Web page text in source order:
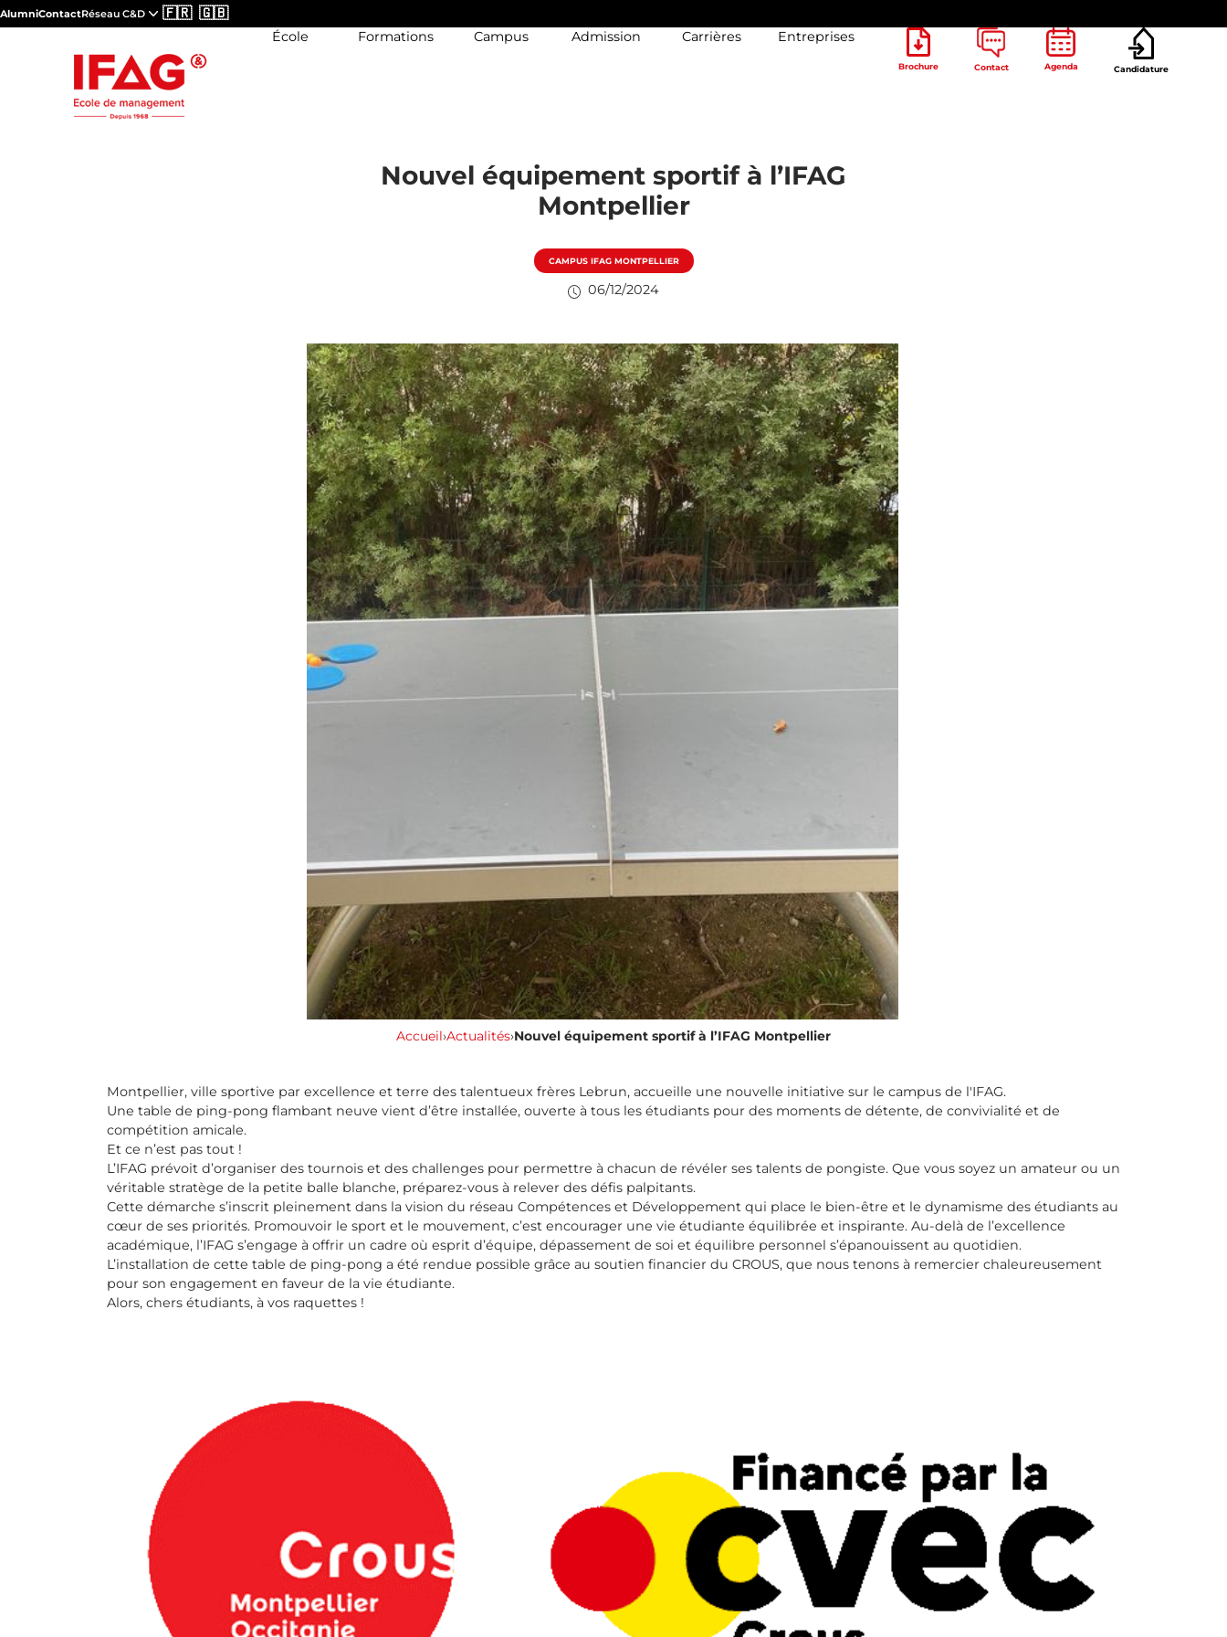
AlumniContactRéseau C&D 🇫🇷 🇬🇧
École Formations Campus Admission Carrières Entreprises
Brochure Contact Agenda Candidature
Nouvel équipement sportif à l’IFAG
Montpellier
CAMPUS IFAG MONTPELLIER
06/12/2024
Accueil›Actualités›Nouvel équipement sportif à l’IFAG Montpellier
Montpellier, ville sportive par excellence et terre des talentueux frères Lebrun, accueille une nouvelle initiative sur le campus de l'IFAG.
Une table de ping-pong flambant neuve vient d’être installée, ouverte à tous les étudiants pour des moments de détente, de convivialité et de
compétition amicale.
Et ce n’est pas tout !
L’IFAG prévoit d’organiser des tournois et des challenges pour permettre à chacun de révéler ses talents de pongiste. Que vous soyez un amateur ou un
véritable stratège de la petite balle blanche, préparez-vous à relever des défis palpitants.
Cette démarche s’inscrit pleinement dans la vision du réseau Compétences et Développement qui place le bien-être et le dynamisme des étudiants au
cœur de ses priorités. Promouvoir le sport et le mouvement, c’est encourager une vie étudiante équilibrée et inspirante. Au-delà de l’excellence
académique, l’IFAG s’engage à offrir un cadre où esprit d’équipe, dépassement de soi et équilibre personnel s’épanouissent au quotidien.
L’installation de cette table de ping-pong a été rendue possible grâce au soutien financier du CROUS, que nous tenons à remercier chaleureusement
pour son engagement en faveur de la vie étudiante.
Alors, chers étudiants, à vos raquettes !